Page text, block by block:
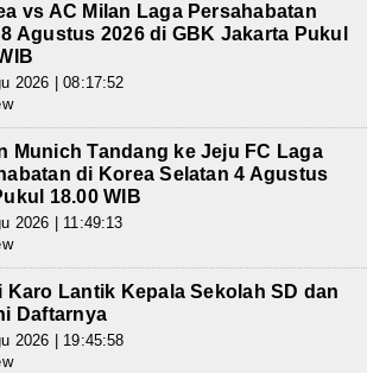
vs AC Milan Laga Persahabatan
Agustus 2026 di GBK Jakarta Pukul
2026 | 08:17:52
Munich Tandang ke Jeju FC Laga
di Korea Selatan 4 Agustus
18.00 WIB
2026 | 11:49:13
Karo Lantik Kepala Sekolah SD dan
Daftarnya
2026 | 19:45:58